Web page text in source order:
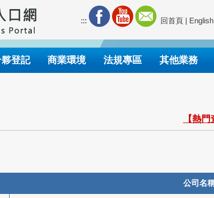
::: 回首頁 | English
登記 商業環境 法規專區 其他業務
【熱
公司名